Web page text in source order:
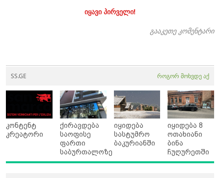
იყავი პირველი!
გააკეთე კომენტარი
SS.GE როგორ მოხვდე აქ
კონტენტ
კრეატორი
ქირავდება
საოფისე
ფართი
საბურთალოზე
იყიდება
სასტუმრო
ბაკურიანში
იყიდება 8
ოთახიანი
ბინა
ჩუღურეთში